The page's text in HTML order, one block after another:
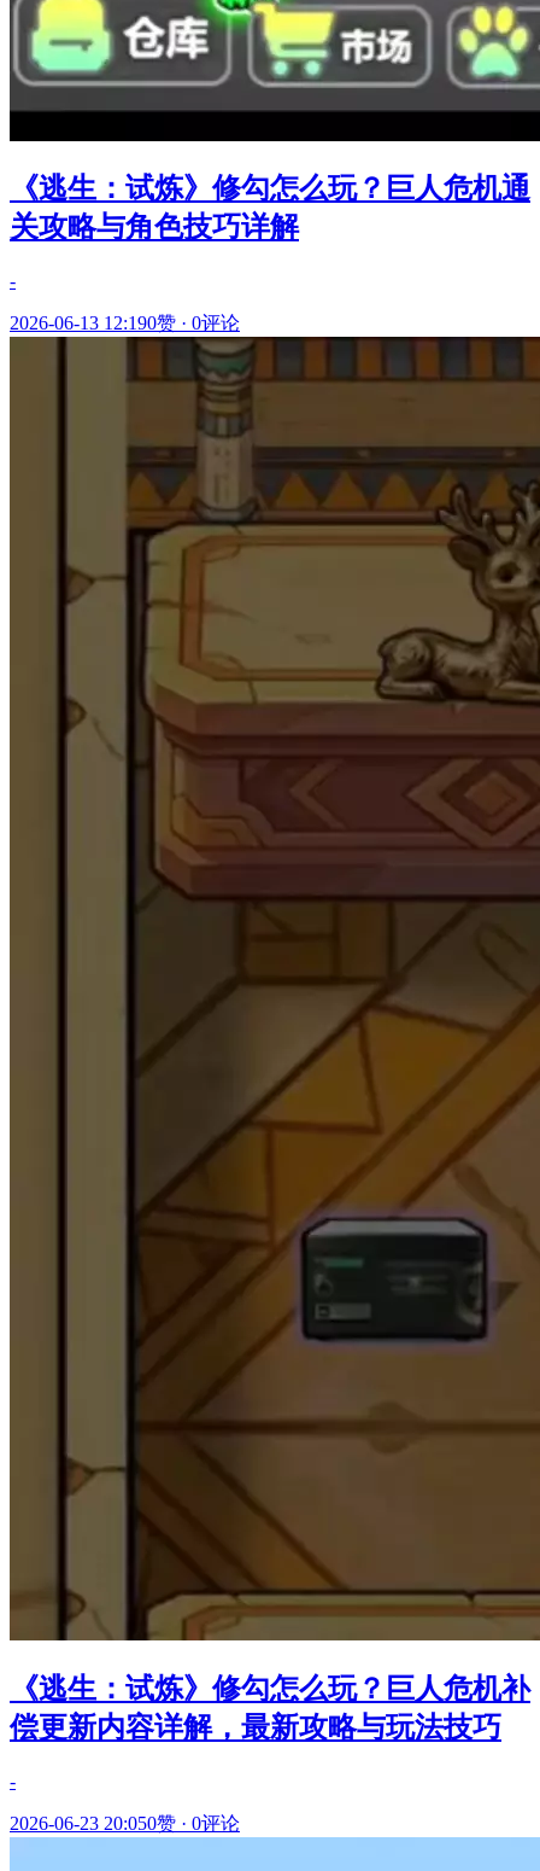
《逃生：试炼》修勾怎么玩？巨人危机通
关攻略与角色技巧详解
-
2026-06-13 12:190赞 · 0评论
《逃生：试炼》修勾怎么玩？巨人危机补
偿更新内容详解，最新攻略与玩法技巧
-
2026-06-23 20:050赞 · 0评论